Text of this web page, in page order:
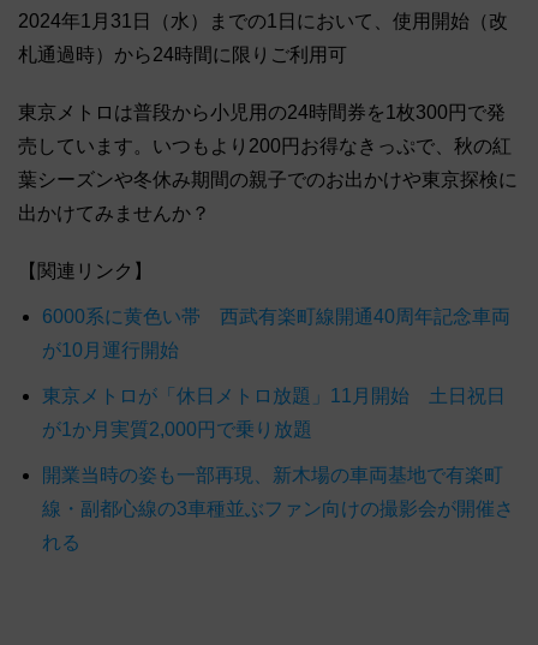
2024年1月31日（水）までの1日において、使用開始（改
札通過時）から24時間に限りご利用可
東京メトロは普段から小児用の24時間券を1枚300円で発
売しています。いつもより200円お得なきっぷで、秋の紅
葉シーズンや冬休み期間の親子でのお出かけや東京探検に
出かけてみませんか？
【関連リンク】
6000系に黄色い帯 西武有楽町線開通40周年記念車両
が10月運行開始
東京メトロが「休日メトロ放題」11月開始 土日祝日
が1か月実質2,000円で乗り放題
開業当時の姿も一部再現、新木場の車両基地で有楽町
線・副都心線の3車種並ぶファン向けの撮影会が開催さ
れる